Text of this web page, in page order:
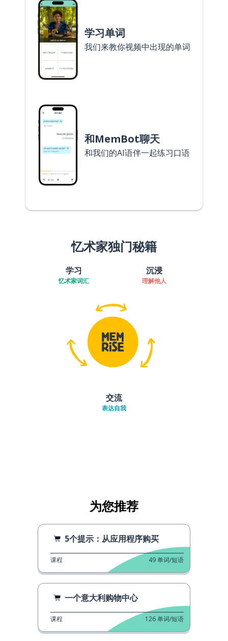
学习单词
我们来教你视频中出现的单词
和MemBot聊天
和我们的AI语伴一起练习口语
忆术家独门秘籍
学习
忆术家词汇
沉浸
理解他人
交流
表达自我
为您推荐
5个提示：从应用程序购买
课程 49单词/短语
一个意大利购物中心
课程 126单词/短语